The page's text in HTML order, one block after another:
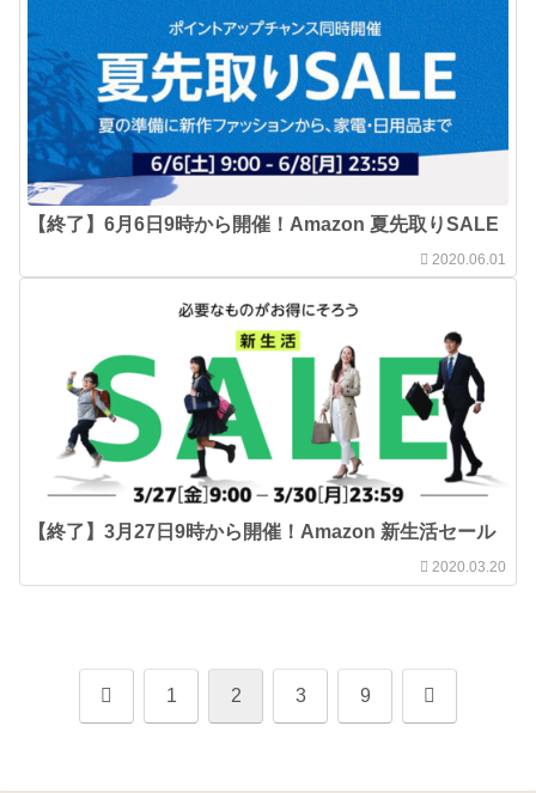
【終了】6月6日9時から開催！Amazon 夏先取りSALE
2020.06.01
【終了】3月27日9時から開催！Amazon 新生活セール
2020.03.20
前 1 2 3 9 次